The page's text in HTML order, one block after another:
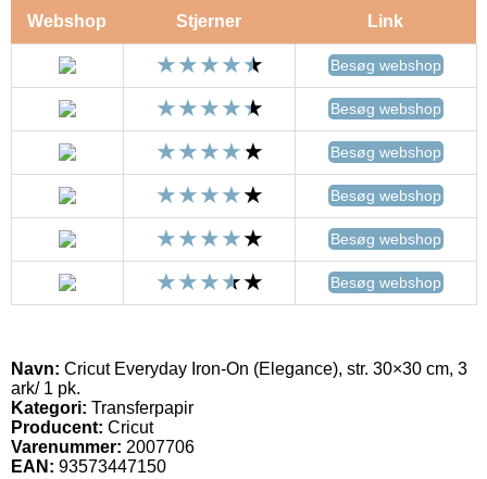
Webshop Stjerner Link
Besøg webshop
Besøg webshop
Besøg webshop
Besøg webshop
Besøg webshop
Besøg webshop
Navn: Cricut Everyday Iron-On (Elegance), str. 30×30 cm, 3
ark/ 1 pk.
Kategori: Transferpapir
Producent: Cricut
Varenummer: 2007706
EAN: 93573447150